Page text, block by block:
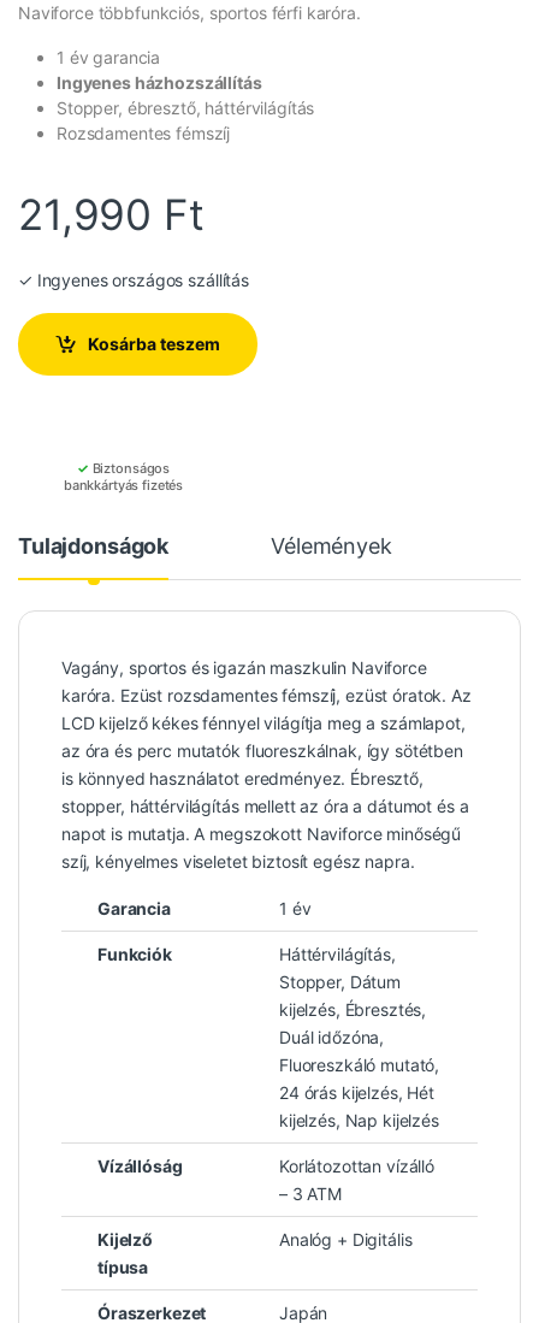
Naviforce többfunkciós, sportos férfi karóra.
1 év garancia
Ingyenes házhozszállítás
Stopper, ébresztő, háttérvilágítás
Rozsdamentes fémszíj
21,990 Ft
✓ Ingyenes országos szállítás
Kosárba teszem
✓ Biztonságos
bankkártyás fizetés
Tulajdonságok Vélemények
Vagány, sportos és igazán maszkulin Naviforce
karóra. Ezüst rozsdamentes fémszíj, ezüst óratok. Az
LCD kijelző kékes fénnyel világítja meg a számlapot,
az óra és perc mutatók fluoreszkálnak, így sötétben
is könnyed használatot eredményez. Ébresztő,
stopper, háttérvilágítás mellett az óra a dátumot és a
napot is mutatja. A megszokott Naviforce minőségű
szíj, kényelmes viseletet biztosít egész napra.
Garancia 1 év
Funkciók
Háttérvilágítás,
Stopper, Dátum
kijelzés, Ébresztés,
Duál időzóna,
Fluoreszkáló mutató,
24 órás kijelzés, Hét
kijelzés, Nap kijelzés
Vízállóság
Korlátozottan vízálló
– 3 ATM
Kijelző
típusa
Analóg + Digitális
Óraszerkezet Japán